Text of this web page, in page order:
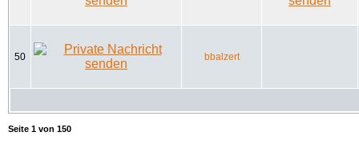
50 bbalzert
Seite 1 von 150